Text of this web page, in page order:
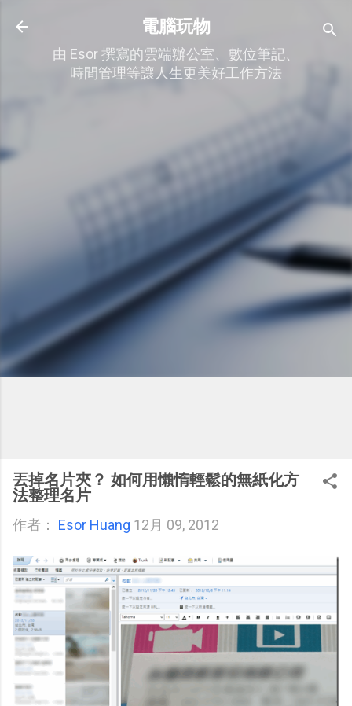
跳到主要內容
電腦玩物
由 Esor 撰寫的雲端辦公室、數位筆記、
時間管理等讓人生更美好工作方法
丟掉名片夾？ 如何用懶惰輕鬆的無紙化方
法整理名片
作者： Esor Huang 12月 09, 2012